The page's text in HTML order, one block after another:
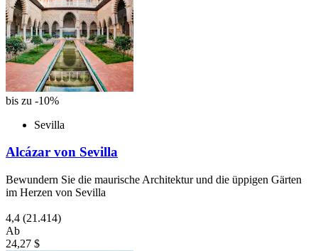
bis zu -10%
Sevilla
Alcázar von Sevilla
Bewundern Sie die maurische Architektur und die üppigen Gärten
im Herzen von Sevilla
4,4 (21.414)
Ab
24,27 $